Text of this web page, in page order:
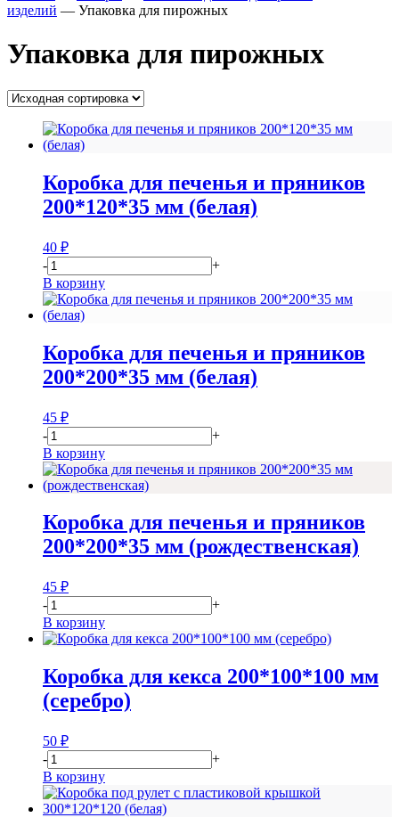
изделий — Упаковка для пирожных
Упаковка для пирожных
Коробка для печенья и пряников
200*120*35 мм (белая)
40 ₽
-
+
В корзину
Коробка для печенья и пряников
200*200*35 мм (белая)
45 ₽
-
+
В корзину
Коробка для печенья и пряников
200*200*35 мм (рождественская)
45 ₽
-
+
В корзину
Коробка для кекса 200*100*100 мм
(серебро)
50 ₽
-
+
В корзину